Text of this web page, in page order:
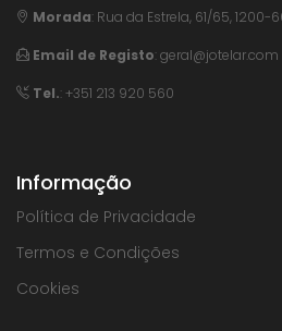
Morada: Rua da Estrela, 61/65, 1200-
Email de Registo:geral@jotelar.com
Tel.: +351 213 920 560
Informação
Política de Privacidade
Termos e Condições
Cookies